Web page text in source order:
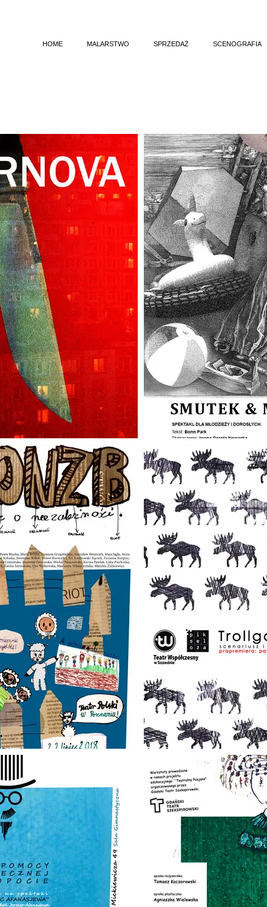
HOME MALARSTWO
EPIFANIE CODZIENNOŚCI
PEJZAŻE ŻUŁAWSKIE
SPRZEDAWCA ŚWIATŁA
CYTUJĄC PRZESZŁOŚĆ
SPRZEDAŻ SCENOGRAFIA
ARKA
MARY,
INSTYNKTY
WYPRAWY
PROCES.
SZTUKA
Z
TY,
OPOWIEŚCI
NIE WIERZĘ
CHIMERY
TROLLGATAN.